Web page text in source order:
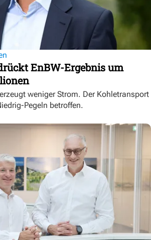
EnBW-Ergebnis um
weniger Strom. Der Kohletransport
Pegeln betroffen.